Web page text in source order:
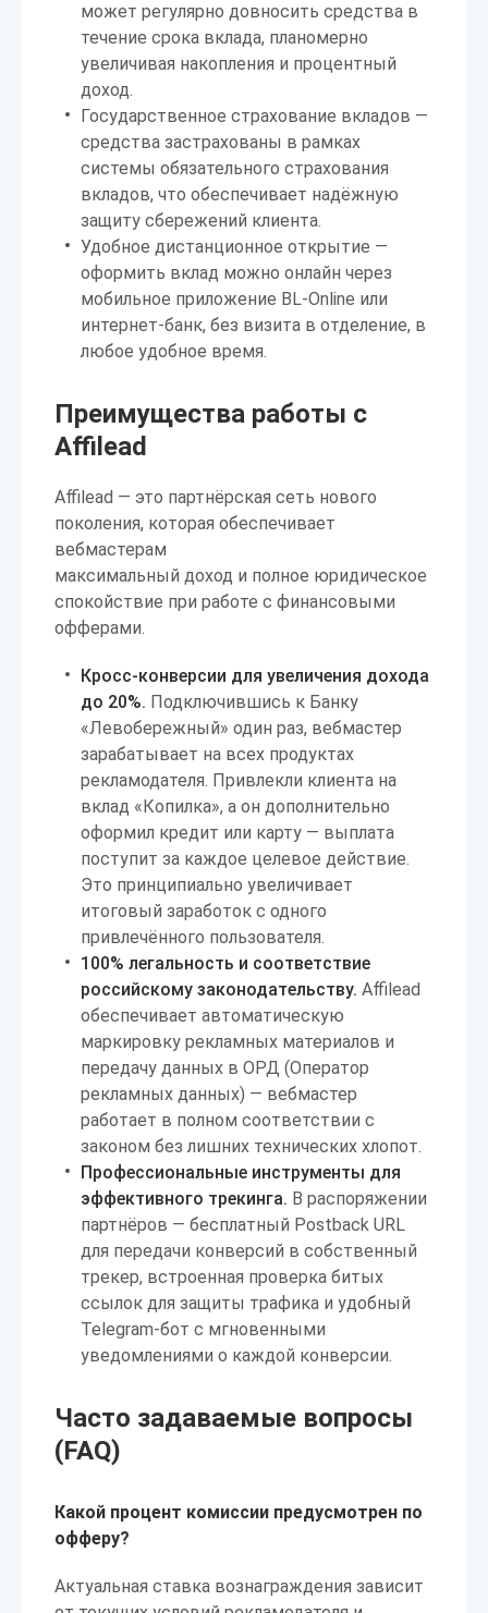
может регулярно довносить средства в
течение срока вклада, планомерно
увеличивая накопления и процентный
доход.
Государственное страхование вкладов —
средства застрахованы в рамках
системы обязательного страхования
вкладов, что обеспечивает надёжную
защиту сбережений клиента.
Удобное дистанционное открытие —
оформить вклад можно онлайн через
мобильное приложение BL-Online или
интернет-банк, без визита в отделение, в
любое удобное время.
Преимущества работы с
Affilead
Affilead — это партнёрская сеть нового
поколения, которая обеспечивает
вебмастерам
максимальный доход и полное юридическое
спокойствие при работе с финансовыми
офферами.
Кросс-конверсии для увеличения дохода
до 20%. Подключившись к Банку
«Левобережный» один раз, вебмастер
зарабатывает на всех продуктах
рекламодателя. Привлекли клиента на
вклад «Копилка», а он дополнительно
оформил кредит или карту — выплата
поступит за каждое целевое действие.
Это принципиально увеличивает
итоговый заработок с одного
привлечённого пользователя.
100% легальность и соответствие
российскому законодательству. Affilead
обеспечивает автоматическую
маркировку рекламных материалов и
передачу данных в ОРД (Оператор
рекламных данных) — вебмастер
работает в полном соответствии с
законом без лишних технических хлопот.
Профессиональные инструменты для
эффективного трекинга. В распоряжении
партнёров — бесплатный Postback URL
для передачи конверсий в собственный
трекер, встроенная проверка битых
ссылок для защиты трафика и удобный
Telegram-бот с мгновенными
уведомлениями о каждой конверсии.
Часто задаваемые вопросы
(FAQ)
Какой процент комиссии предусмотрен по
офферу?
Актуальная ставка вознаграждения зависит